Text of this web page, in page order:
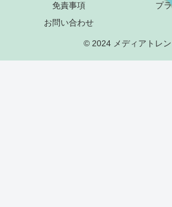
免責事項
プ
お問い合わせ
© 2024 メディアトレン